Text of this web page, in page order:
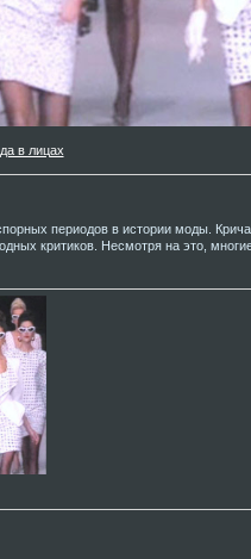
в лицах
периодов в истории моды.
критиков. Несмотря на это,